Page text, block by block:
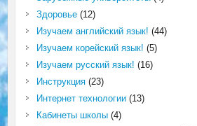
Здоровье(12)
Изучаем английский язык! (44)
Изучаем корейский язык! (5)
Изучаем русский язык! (16)
Инструкция(23)
Интернет технологии(13)
Кабинеты школы(4)